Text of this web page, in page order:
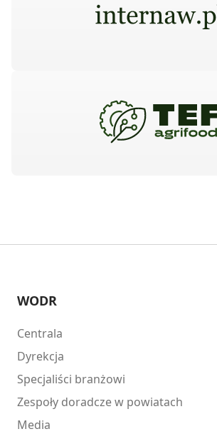
WODR
Centrala
Dyrekcja
Specjaliści branżowi
Zespoły doradcze w powiatach
Media